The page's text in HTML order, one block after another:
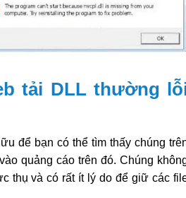
tải DLL thường
để bạn có thể tìm thấy chúng
quảng cáo trên đó. Chúng
thụ và có rất ít lý do để giữ các